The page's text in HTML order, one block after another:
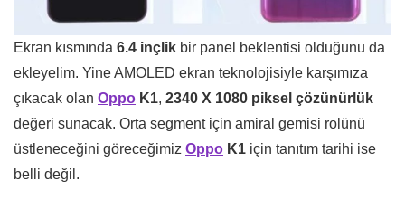
Ekran kısmında 6.4 inçlik bir panel beklentisi olduğunu da
ekleyelim. Yine AMOLED ekran teknolojisiyle karşımıza
çıkacak olan Oppo K1, 2340 X 1080 piksel çözünürlük
değeri sunacak. Orta segment için amiral gemisi rolünü
üstleneceğini göreceğimiz Oppo K1 için tanıtım tarihi ise
belli değil.